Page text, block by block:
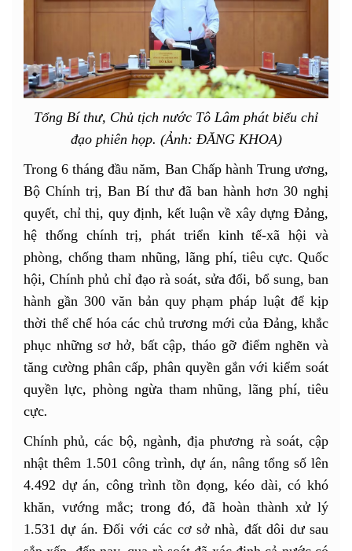
Tổng Bí thư, Chủ tịch nước Tô Lâm phát biểu chỉ
đạo phiên họp. (Ảnh: ĐĂNG KHOA)
Trong 6 tháng đầu năm, Ban Chấp hành Trung ương,
Bộ Chính trị, Ban Bí thư đã ban hành hơn 30 nghị
quyết, chỉ thị, quy định, kết luận về xây dựng Đảng,
hệ thống chính trị, phát triển kinh tế-xã hội và
phòng, chống tham nhũng, lãng phí, tiêu cực. Quốc
hội, Chính phủ chỉ đạo rà soát, sửa đổi, bổ sung, ban
hành gần 300 văn bản quy phạm pháp luật để kịp
thời thể chế hóa các chủ trương mới của Đảng, khắc
phục những sơ hở, bất cập, tháo gỡ điểm nghẽn và
tăng cường phân cấp, phân quyền gắn với kiểm soát
quyền lực, phòng ngừa tham nhũng, lãng phí, tiêu
cực.
Chính phủ, các bộ, ngành, địa phương rà soát, cập
nhật thêm 1.501 công trình, dự án, nâng tổng số lên
4.492 dự án, công trình tồn đọng, kéo dài, có khó
khăn, vướng mắc; trong đó, đã hoàn thành xử lý
1.531 dự án. Đối với các cơ sở nhà, đất dôi dư sau